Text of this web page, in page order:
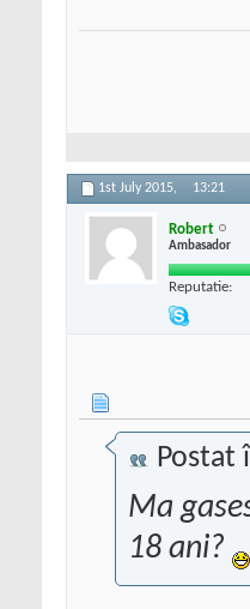
1st July 2015, 13:21
Robert
Ambasador
Reputatie:
Postat
Ma
18 ani?